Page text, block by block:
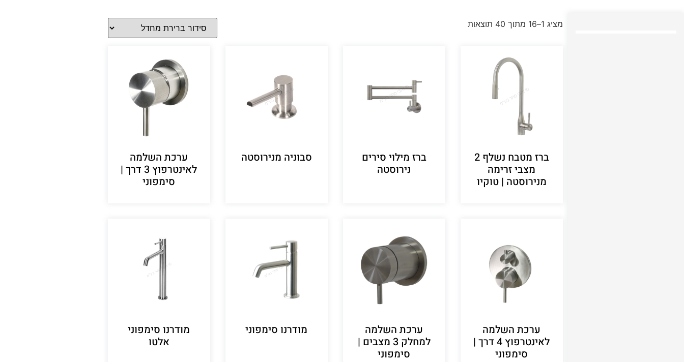
מציג 1–16 מתוך 40 תוצאות
ברז מטבח נשלף 2
מצבי זרימה
מנירוסטה | טוקיו
ברז מילוי סירים
נירוסטה
סבוניה מנירוסטה
ערכת השלמה
לאינטרפוץ 3 דרך |
סימפוני
ערכת השלמה
לאינטרפוץ 4 דרך |
סימפוני
ערכת השלמה
למחלק 3 מצבים |
סימפוני
מודרנו סימפוני
מודרנו סימפוני
אלטו